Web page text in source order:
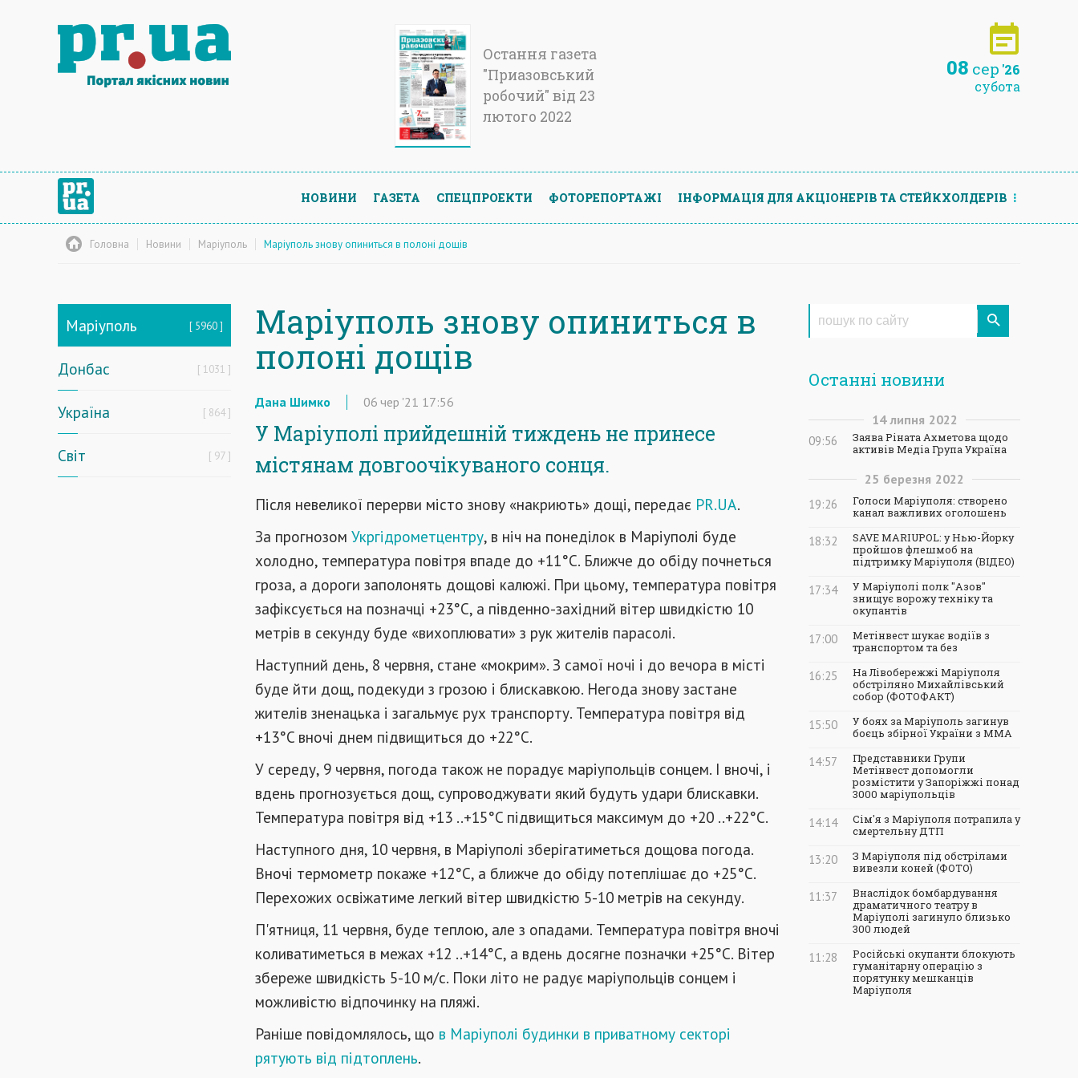
Остання газета
"Приазовський
робочий" від 23
лютого 2022
08 сер '26
субота
НОВИНИ ГАЗЕТА СПЕЦПРОЕКТИ ФОТОРЕПОРТАЖІ ІНФОРМАЦIЯ ДЛЯ АКЦIОНЕРIВ ТА СТЕЙКХОЛДЕРIВ
Головна Новини Маріуполь Маріуполь знову опиниться в полоні дощів
Маріуполь 5960
Донбас 1031
Україна 864
Світ 97
Маріуполь знову опиниться в
полоні дощів
Дана Шимко 06 чер '21 17:56
У Маріуполі прийдешній тиждень не принесе
містянам довгоочікуваного сонця.
Після невеликої перерви місто знову «накриють» дощі, передає PR.UA.
За прогнозом Укргідрометцентру, в ніч на понеділок в Маріуполі буде
холодно, температура повітря впаде до +11°C. Ближче до обіду почнеться
гроза, а дороги заполонять дощові калюжі. При цьому, температура повітря
зафіксується на позначці +23°C, а південно-західний вітер швидкістю 10
метрів в секунду буде «вихоплювати» з рук жителів парасолі.
Наступний день, 8 червня, стане «мокрим». З самої ночі і до вечора в місті
буде йти дощ, подекуди з грозою і блискавкою. Негода знову застане
жителів зненацька і загальмує рух транспорту. Температура повітря від
+13°C вночі днем підвищиться до +22°C.
У середу, 9 червня, погода також не порадує маріупольців сонцем. І вночі, і
вдень прогнозується дощ, супроводжувати який будуть удари блискавки.
Температура повітря від +13 ..+15°C підвищиться максимум до +20 ..+22°C.
Наступного дня, 10 червня, в Маріуполі зберігатиметься дощова погода.
Вночі термометр покаже +12°C, а ближче до обіду потеплішає до +25°C.
Перехожих освіжатиме легкий вітер швидкістю 5-10 метрів на секунду.
П'ятниця, 11 червня, буде теплою, але з опадами. Температура повітря вночі
коливатиметься в межах +12 ..+14°C, а вдень досягне позначки +25°C. Вітер
збереже швидкість 5-10 м/с. Поки літо не радує маріупольців сонцем і
можливістю відпочинку на пляжі.
Раніше повідомлялось, що в Маріуполі будинки в приватному секторі
рятують від підтоплень.
Останні новини
14 липня 2022
09:56
Заява Ріната Ахметова щодо
активів Медіа Група Україна
25 березня 2022
19:26
Голоси Маріуполя: створено
канал важливих оголошень
18:32
SAVE MARIUPOL: у Нью-Йорку
пройшов флешмоб на
підтримку Маріуполя (ВІДЕО)
17:34
У Маріуполі полк "Азов"
знищує ворожу техніку та
окупантів
17:00
Метінвест шукає водіїв з
транспортом та без
16:25
На Лівобережжі Маріуполя
обстріляно Михайлівський
собор (ФОТОФАКТ)
15:50
У боях за Маріуполь загинув
боєць збірної України з ММА
14:57
Представники Групи
Метінвест допомогли
розмістити у Запоріжжі понад
3000 маріупольців
14:14
Сім'я з Маріуполя потрапила у
смертельну ДТП
13:20
З Маріуполя під обстрілами
вивезли коней (ФОТО)
11:37
Внаслідок бомбардування
драматичного театру в
Маріуполі загинуло близько
300 людей
11:28
Російські окупанти блокують
гуманітарну операцію з
порятунку мешканців
Маріуполя